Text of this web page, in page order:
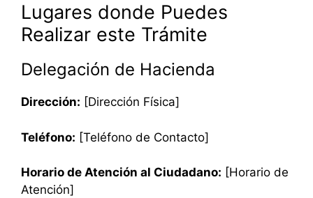
Lugares donde Puedes
Realizar este Trámite
Delegación de Hacienda
Dirección: [Dirección Física]
Teléfono: [Teléfono de Contacto]
Horario de Atención al Ciudadano: [Horario de
Atención]